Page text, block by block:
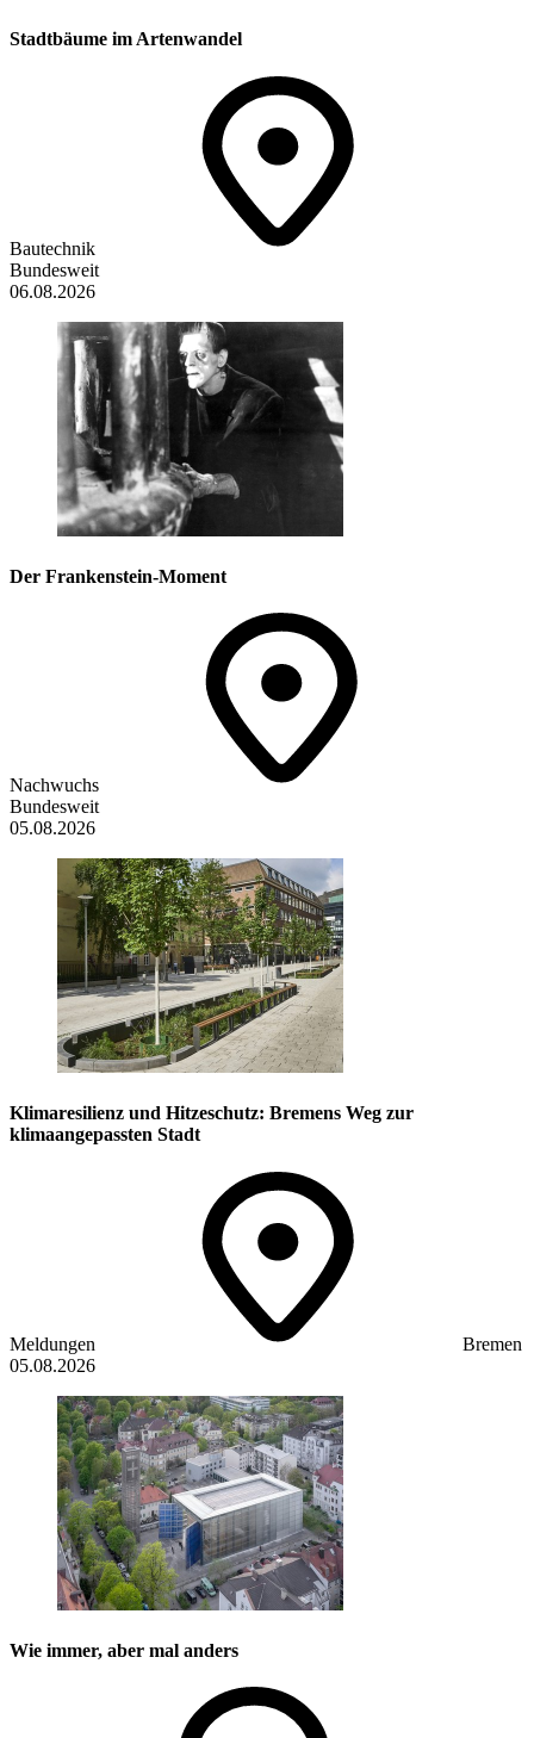
Stadtbäume im Artenwandel
Bautechnik
Bundesweit
06.08.2026
Der Frankenstein-Moment
Nachwuchs
Bundesweit
05.08.2026
Klimaresilienz und Hitzeschutz: Bremens Weg zur
klimaangepassten Stadt
Meldungen
Bremen
05.08.2026
Wie immer, aber mal anders